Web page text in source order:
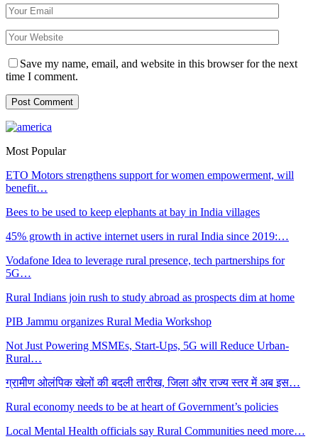
Save my name, email, and website in this browser for the next
time I comment.
Most Popular
ETO Motors strengthens support for women empowerment, will
benefit…
Bees to be used to keep elephants at bay in India villages
45% growth in active internet users in rural India since 2019:…
Vodafone Idea to leverage rural presence, tech partnerships for
5G…
Rural Indians join rush to study abroad as prospects dim at home
PIB Jammu organizes Rural Media Workshop
Not Just Powering MSMEs, Start-Ups, 5G will Reduce Urban-
Rural…
ग्रामीण ओलंपिक खेलों की बदली तारीख, जिला और राज्य स्तर में अब इस…
Rural economy needs to be at heart of Government’s policies
Local Mental Health officials say Rural Communities need more…